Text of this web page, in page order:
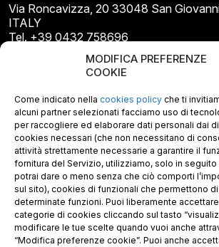
MODIFICA PREFERENZE
COOKIE
Come indicato nella cookies policy che ti
alcuni partner selezionati facciamo uso di
per raccogliere ed elaborare dati personali dai
cookies necessari (che non necessitano di
attività strettamente necessarie a garantire il
fornitura del Servizio, utilizziamo, solo in
potrai dare o meno senza che ciò comporti
sul sito), cookies di funzionali che permettono
determinate funzioni. Puoi liberamente
categorie di cookies cliccando sul tasto
modificare le tue scelte quando vuoi anche
“Modifica preferenze cookie”. Puoi anche
Via Roncavizza, 20 33048 San
ITALY
Tel. +39 0432 758696
E-mail: info@gecopan.it
E-mail PEC: gecopan@pec.it
P.I. E C.F. 02487660306
N. REA UD 264834
Capitale sociale € 30.000